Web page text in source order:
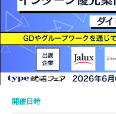
開催日時